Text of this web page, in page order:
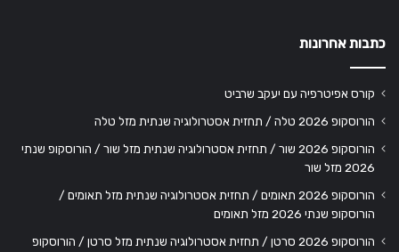
כתבות אחרונות
קורס אפיטרפיה עם יעקב שרביט
הורוסקופ 2026 טלה / תחזית אסטרולוגיה שנתית מזל טלה
הורוסקופ 2026 שור / תחזית אסטרולוגיה שנתית מזל שור / הורוסקופ שנתי
2026 מזל שור
הורוסקופ 2026 תאומים / תחזית אסטרולוגיה שנתית מזל תאומים /
הורוסקופ שנתי 2026 מזל תאומים
הורוסקופ 2026 סרטן / תחזית אסטרולוגיה שנתית מזל סרטן / הורוסקופ